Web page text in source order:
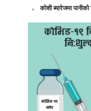
कोशी ब्यारेजमा